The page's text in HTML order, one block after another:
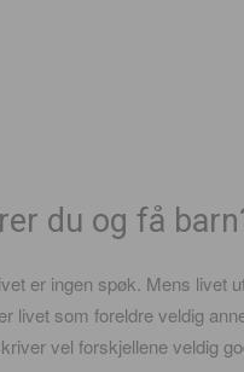
du og få
er ingen spøk. Mens livet
livet som foreldre veldig
vel forskjellene veldig